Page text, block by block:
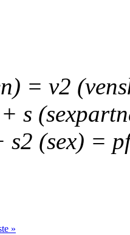
= v2
s
s2 (sex) =
»